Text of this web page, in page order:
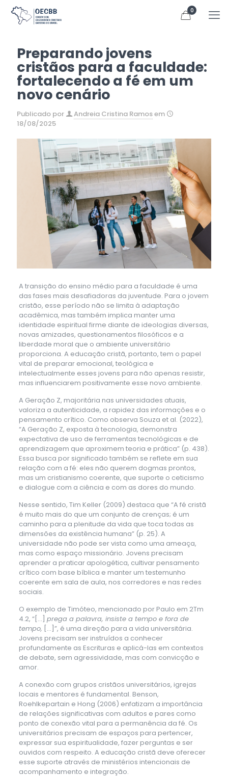
0
Preparando jovens
cristãos para a faculdade:
fortalecendo a fé em um
novo cenário
Publicado por Andreia Cristina Ramosem
18/08/2025
A transição do ensino médio para a faculdade é uma
das fases mais desafiadoras da juventude. Para o jovem
cristão, esse período não se limita à adaptação
acadêmica, mas também implica manter uma
identidade espiritual firme diante de ideologias diversas,
novas amizades, questionamentos filosóficos e a
liberdade moral que o ambiente universitário
proporciona. A educação cristã, portanto, tem o papel
vital de preparar emocional, teológica e
intelectualmente esses jovens para não apenas resistir,
mas influenciarem positivamente esse novo ambiente.
A Geração Z, majoritária nas universidades atuais,
valoriza a autenticidade, a rapidez das informações e o
pensamento crítico. Como observa Souza et al. (2022),
“A Geração Z, exposta à tecnologia, demonstra
expectativa de uso de ferramentas tecnológicas e de
aprendizagem que aproximem teoria e prática” (p. 438).
Essa busca por significado também se reflete em sua
relação com a fé: eles não querem dogmas prontos,
mas um cristianismo coerente, que suporte o ceticismo
e dialogue com a ciência e com as dores do mundo.
Nesse sentido, Tim Keller (2009) destaca que “A fé cristã
é muito mais do que um conjunto de crenças; é um
caminho para a plenitude da vida que toca todas as
dimensões da existência humana” (p. 25). A
universidade não pode ser vista como uma ameaça,
mas como espaço missionário. Jovens precisam
aprender a praticar apologética, cultivar pensamento
crítico com base bíblica e manter um testemunho
coerente em sala de aula, nos corredores e nas redes
sociais.
O exemplo de Timóteo, mencionado por Paulo em 2Tm
4.2, “[…] prega a palavra, insiste a tempo e fora de
tempo, […]”, é uma direção para a vida universitária.
Jovens precisam ser instruídos a conhecer
profundamente as Escrituras e aplicá-las em contextos
de debate, sem agressividade, mas com convicção e
amor.
A conexão com grupos cristãos universitários, igrejas
locais e mentores é fundamental. Benson,
Roehlkepartain e Hong (2006) enfatizam a importância
de relações significativas com adultos e pares como
ponto de conexão vital para a permanência da fé. Os
universitários precisam de espaços para pertencer,
expressar sua espiritualidade, fazer perguntas e ser
ouvidos com respeito. A educação cristã deve oferecer
esse suporte através de ministérios intencionais de
acompanhamento e integração.